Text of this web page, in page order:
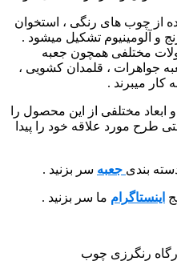
از چوب های رنگی ، استخوان
و آلومینیوم تشکیل میشود .
مختلفی همچون جعبه
جواهرات ، قلمدان کشویی ،
کار میبرند .
مختلفی از این محصول را
طرح مورد علاقه خود را پیدا
بندی جعبه سر بزنید .
اینستاگرام ما سر بزنید .
رنگرزی چوب